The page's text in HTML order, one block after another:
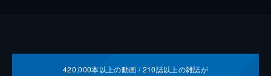
420,000本以上の動画 /210誌以上の雑誌が